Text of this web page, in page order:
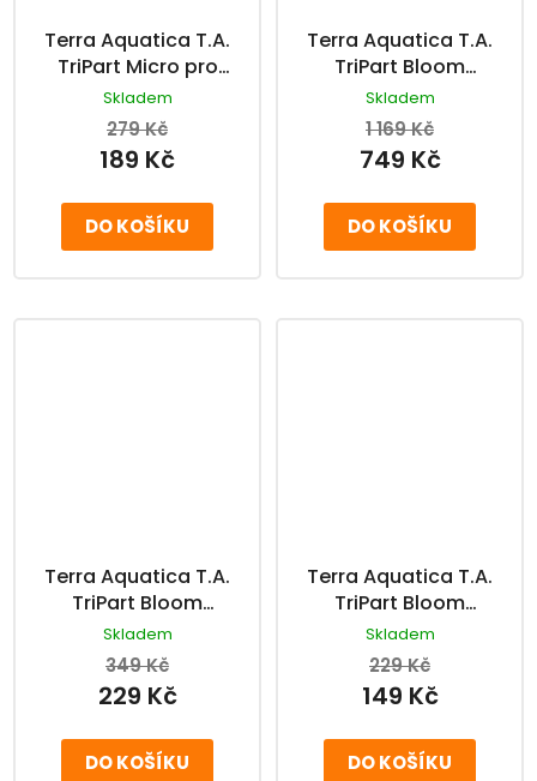
Terra Aquatica T.A.
TriPart Micro pro
měkkou vodu
třísložkové hnojivo
500 ml
Skladem
DO KOŠÍKU
189 Kč
279 Kč
Terra Aquatica T.A.
TriPart Bloom
třísložkové hnojivo 5
l
Skladem
DO KOŠÍKU
749 Kč
1 169 Kč
Terra Aquatica T.A.
TriPart Bloom
třísložkové hnojivo 1 l
Skladem
DO KOŠÍKU
229 Kč
349 Kč
Terra Aquatica T.A.
TriPart Bloom
třísložkové hnojivo
500 ml
Skladem
DO KOŠÍKU
149 Kč
229 Kč